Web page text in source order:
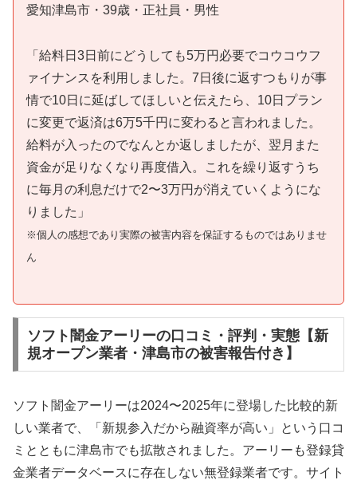
愛知津島市・39歳・正社員・男性
「給料日3日前にどうしても5万円必要でコウコウフ
ァイナンスを利用しました。7日後に返すつもりが事
情で10日に延ばしてほしいと伝えたら、10日プラン
に変更で返済は6万5千円に変わると言われました。
給料が入ったのでなんとか返しましたが、翌月また
資金が足りなくなり再度借入。これを繰り返すうち
に毎月の利息だけで2〜3万円が消えていくようにな
りました」
※個人の感想であり実際の被害内容を保証するものではありませ
ん
ソフト闇金アーリーの口コミ・評判・実態【新
規オープン業者・津島市の被害報告付き】
ソフト闇金アーリーは2024〜2025年に登場した比較的新
しい業者で、「新規参入だから融資率が高い」という口コ
ミとともに津島市でも拡散されました。アーリーも登録貸
金業者データベースに存在しない無登録業者です。サイト